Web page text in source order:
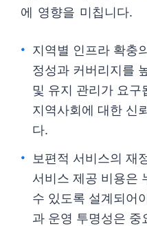
에 영향을 미칩니다.
지역별 인프라 확충
정성과 커버리지를
및 유지 관리가 요구
지역사회에 대한 신
다.
보편적 서비스의 재
서비스 제공 비용은
수 있도록 설계되어
과 운영 투명성은 중